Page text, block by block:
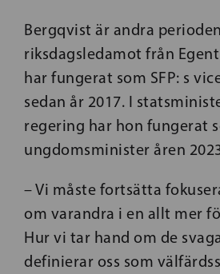
Bergqvist är andra
riksdagsledamot från
har fungerat som SFP: s
sedan år 2017. I
regering har hon fungerat
ungdomsminister åren
– Vi måste fortsätta
om varandra i en allt mer
Hur vi tar hand om de
definierar oss som